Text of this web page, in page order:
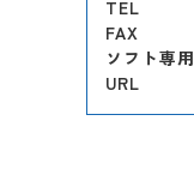
TEL
FAX
ソフト専用
URL